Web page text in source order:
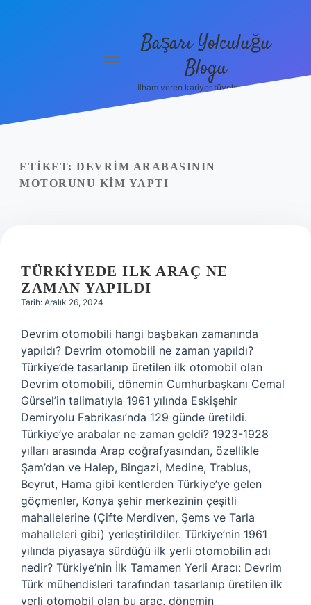
Yasal Uyarı
menüyüBaşarı Yolculuğu
Blogu
İlham veren kariyer tüyoları burada!
ETIKET: DEVRIM ARABASININ
MOTORUNU KIM YAPTI
TÜRKIYEDE ILK ARAÇ NE
ZAMAN YAPILDI
Tarih: Aralık 26, 2024
Devrim otomobili hangi başbakan zamanında
yapıldı? Devrim otomobili ne zaman yapıldı?
Türkiye’de tasarlanıp üretilen ilk otomobil olan
Devrim otomobili, dönemin Cumhurbaşkanı Cemal
Gürsel’in talimatıyla 1961 yılında Eskişehir
Demiryolu Fabrikası’nda 129 günde üretildi.
Türkiye’ye arabalar ne zaman geldi? 1923-1928
yılları arasında Arap coğrafyasından, özellikle
Şam’dan ve Halep, Bingazi, Medine, Trablus,
Beyrut, Hama gibi kentlerden Türkiye’ye gelen
göçmenler, Konya şehir merkezinin çeşitli
mahallelerine (Çifte Merdiven, Şems ve Tarla
mahalleleri gibi) yerleştirildiler. Türkiye’nin 1961
yılında piyasaya sürdüğü ilk yerli otomobilin adı
nedir? Türkiye’nin İlk Tamamen Yerli Aracı: Devrim
Türk mühendisleri tarafından tasarlanıp üretilen ilk
yerli otomobil olan bu araç, dönemin